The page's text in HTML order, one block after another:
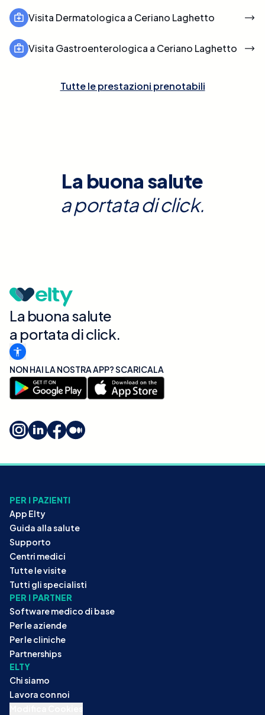
Visita Dermatologica a Ceriano Laghetto
Visita Gastroenterologica a Ceriano Laghetto
Tutte le prestazioni prenotabili
La buona salute
a portata di click.
La buona salute
a portata di click.
NON HAI LA NOSTRA APP? SCARICALA
PER I PAZIENTI
App Elty
Guida alla salute
Supporto
Centri medici
Tutte le visite
Tutti gli specialisti
PER I PARTNER
Software medico di base
Per le aziende
Per le cliniche
Partnerships
ELTY
Chi siamo
Lavora con noi